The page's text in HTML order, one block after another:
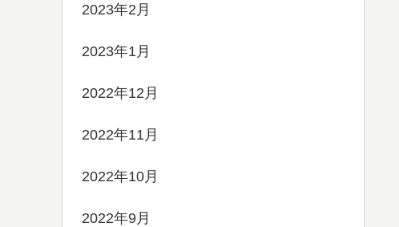
2023年2月
2023年1月
2022年12月
2022年11月
2022年10月
2022年9月